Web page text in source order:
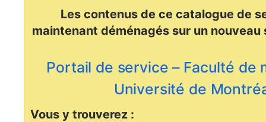
Les contenus de ce catalogue de
maintenant déménagéssur un nouveau
Portail de service – Faculté de
Université de
Vous y trouverez :